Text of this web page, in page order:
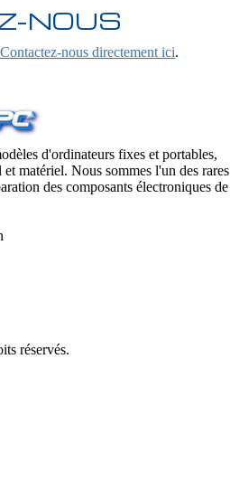
NOUS
Contactez-nous directement ici.
d'ordinateurs fixes et portables,
matériel. Nous sommes l'un des rares
des composants électroniques de
réservés.